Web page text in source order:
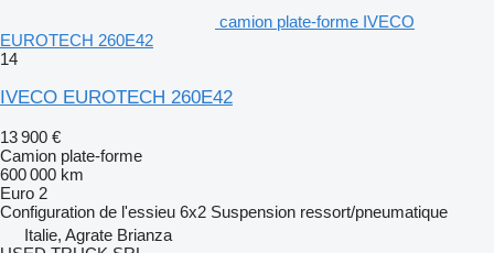
camion plate-forme IVECO
EUROTECH 260E42
14
IVECO EUROTECH 260E42
13 900 €
Camion plate-forme
600 000 km
Euro 2
Configuration de l'essieu 6x2 Suspension ressort/pneumatique
Italie, Agrate Brianza